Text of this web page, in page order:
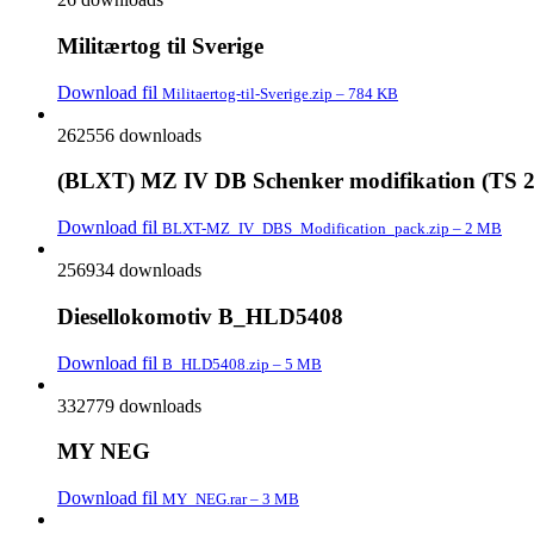
Militærtog til Sverige
Download fil Militaertog-til-Sverige.zip – 784 KB
262556 downloads
(BLXT) MZ IV DB Schenker modifikation (TS
Download fil BLXT-MZ_IV_DBS_Modification_pack.zip – 2 MB
256934 downloads
Diesellokomotiv B_HLD5408
Download fil B_HLD5408.zip – 5 MB
332779 downloads
MY NEG
Download fil MY_NEG.rar – 3 MB